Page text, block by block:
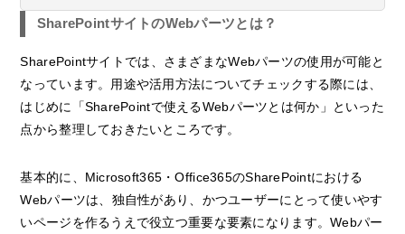
SharePointサイトのWebパーツとは？
SharePointサイトでは、さまざまなWebパーツの使用が可能と
なっています。用途や活用方法についてチェックする際には、
はじめに「SharePointで使えるWebパーツとは何か」といった
点から整理しておきたいところです。
基本的に、Microsoft365・Office365のSharePointにおける
Webパーツは、独自性があり、かつユーザーにとって使いやす
いページを作るうえで役立つ重要な要素になります。Webパー